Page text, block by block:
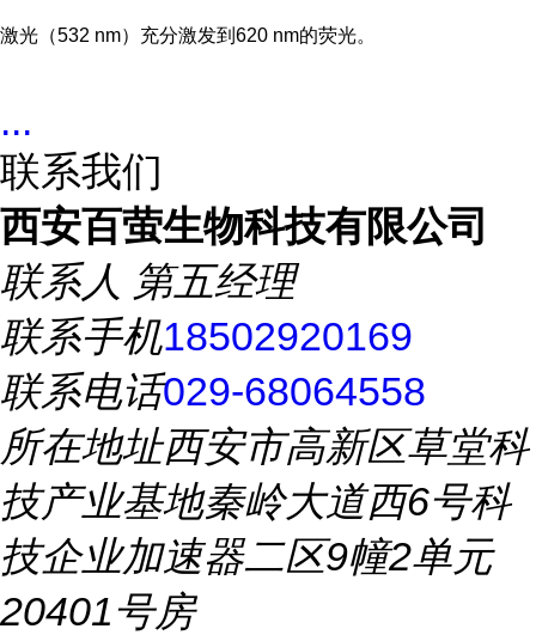
激光（532 nm）充分激发到620 nm的荧光。
...
联系我们
西安百萤生物科技有限公司
联系人 第五经理
联系手机18502920169
联系电话029-68064558
所在地址西安市高新区草堂科
技产业基地秦岭大道西6号科
技企业加速器二区9幢2单元
20401号房